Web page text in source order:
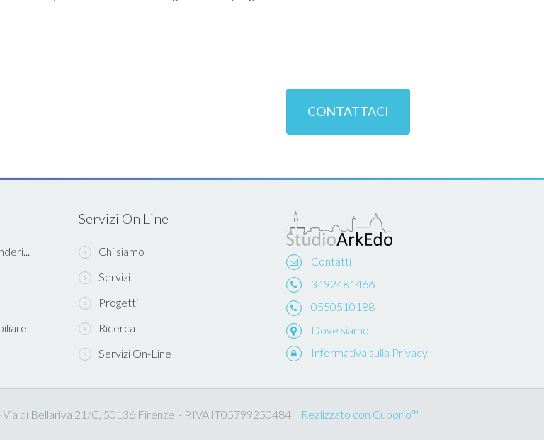
CONTATTACI
Servizi On Line
Chi siamo
Servizi
Progetti
Ricerca
Servizi On-Line
Contatti
3492481466
0550510188
Dove siamo
Informativa sulla Privacy
di Bellariva 21/C, 50136 Firenze - P.IVA IT05799250484 | Realizzato con Cuborio™